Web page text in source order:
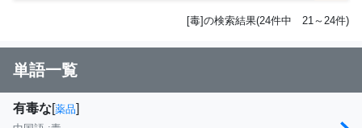
[毒]の検索結果(24件中 21～24件)
単語一覧
有毒な[薬品]